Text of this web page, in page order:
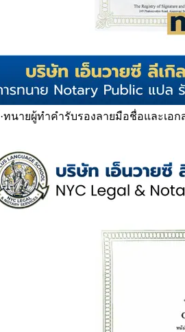
·ทนายผู้ทำคำรับรองลายมือชื่อและเอก